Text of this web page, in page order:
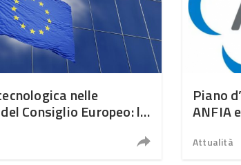
nelle
Consiglio Europeo: la
Piano
ANFIA
prime
Attualità